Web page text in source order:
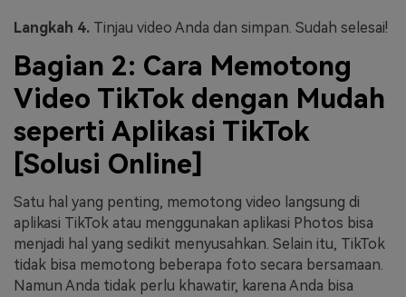
Langkah 4. Tinjau video Anda dan simpan. Sudah selesai!
Bagian 2: Cara Memotong
Video TikTok dengan Mudah
seperti Aplikasi TikTok
[Solusi Online]
Satu hal yang penting, memotong video langsung di
aplikasi TikTok atau menggunakan aplikasi Photos bisa
menjadi hal yang sedikit menyusahkan. Selain itu, TikTok
tidak bisa memotong beberapa foto secara bersamaan.
Namun Anda tidak perlu khawatir, karena Anda bisa